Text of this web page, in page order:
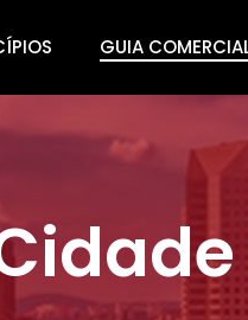
GUIA